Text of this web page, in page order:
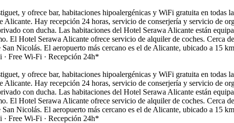
y ofrece bar, habitaciones hipoalergénicas y WiFi gratuita en todas
Hay recepción 24 horas, servicio de conserjería y servicio de
con ducha. Las habitaciones del Hotel Serawa Alicante están
El Hotel Serawa Alicante ofrece servicio de alquiler de coches. Cerca
Nicolás. El aeropuerto más cercano es el de Alicante, ubicado a 15
· Free Wi-Fi · Recepción 24h*
y ofrece bar, habitaciones hipoalergénicas y WiFi gratuita en todas
Hay recepción 24 horas, servicio de conserjería y servicio de
con ducha. Las habitaciones del Hotel Serawa Alicante están
El Hotel Serawa Alicante ofrece servicio de alquiler de coches. Cerca
Nicolás. El aeropuerto más cercano es el de Alicante, ubicado a 15
· Free Wi-Fi · Recepción 24h*